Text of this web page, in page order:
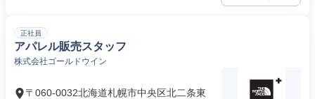
正社員
アパレル販売スタッフ
株式会社ゴールドウイン
〒060-0032北海道札幌市中央区北二条東